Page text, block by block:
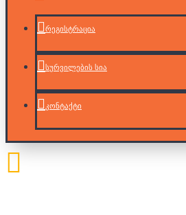
რეგისტრაცია
სურვილების სია
კონტაქტი